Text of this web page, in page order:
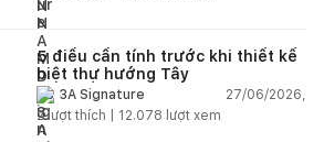
5 điều cần tính trước khi thiết kế
biệt thự hướng Tây
3A Signature
27/06/2026,
2lượt thích | 12.078 lượt xem